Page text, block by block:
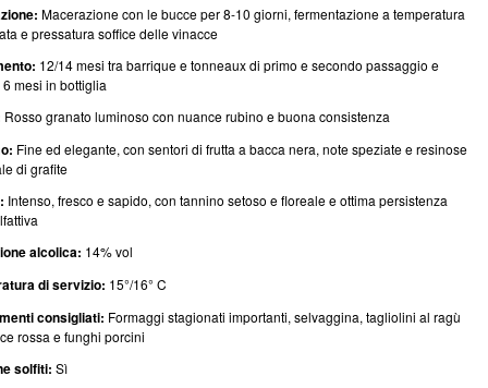
Macerazione con le bucce per 8-10 giorni, fermentazione a temperatura
e pressatura soffice delle vinacce
12/14 mesi tra barrique e tonneaux di primo e secondo passaggio e
mesi in bottiglia
Rosso granato luminoso con nuance rubino e buona consistenza
Fine ed elegante, con sentori di frutta a bacca nera, note speziate e resinose
di grafite
Intenso, fresco e sapido, con tannino setoso e floreale e ottima persistenza
alcolica: 14% vol
di servizio: 15°/16° C
consigliati: Formaggi stagionati importanti, selvaggina, tagliolini al ragù
rossa e funghi porcini
solfiti: Sì